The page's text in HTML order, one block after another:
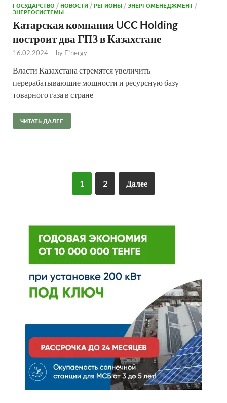
ГОСУДАРСТВО /НОВОСТИ /РЕГИОНЫ /ЭНЕРГОМЕНЕДЖМЕНТ /
ЭНЕРГОСИСТЕМЫ
Катарская компания UCC Holding
построит два ГПЗ в Казахстане
16.02.2024 - by E²nergy
Власти Казахстана стремятся увеличить
перерабатывающие мощности и ресурсную базу
товарного газа в стране
ЧИТАТЬ ДАЛЕЕ
1 2 Далее